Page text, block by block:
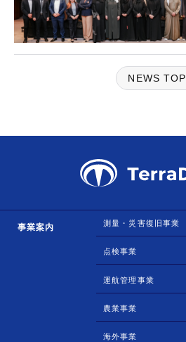
NEWS TOP
事業案内 測量・災害復旧事業
点検事業
運航管理事業
農業事業
海外事業